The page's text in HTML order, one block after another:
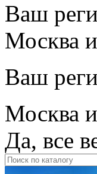
Ваш
Москва
Ваш
Москва
Да, все